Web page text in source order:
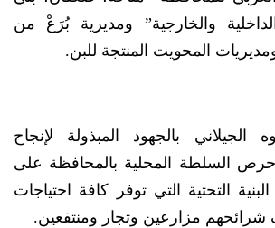
والخارجية” ومديرية بُرَعْ من
المحويت المنتجة للبن.
الجيلاني بالجهود المبذولة لإنجاح
حرص السلطة المحلية بالمحافظة على
التحتية التي توفر كافة احتياجات
شرائحهم مزارعين وتجار ومنتفعين.